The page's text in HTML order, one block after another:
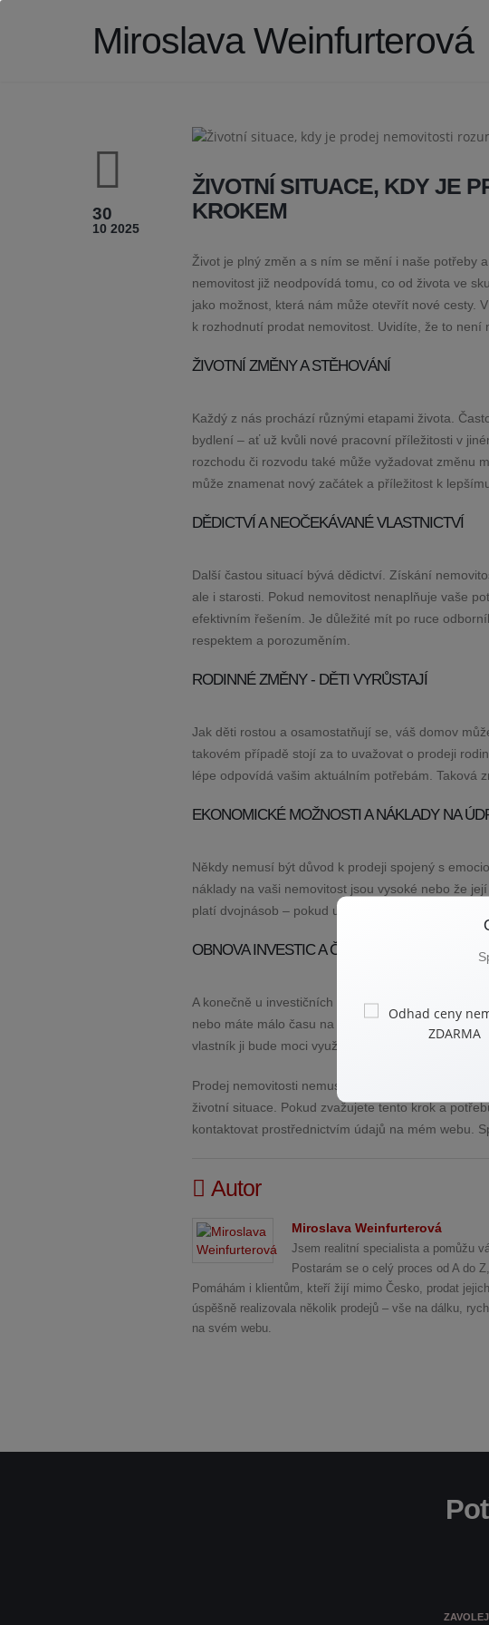
Miroslava Weinfurterová
30
10 2025
ŽIVOTNÍ SITUACE, KDY JE
KROKEM
Život je plný změn a s ním se mění i naše potřeby
nemovitost již neodpovídá tomu, co od života ve
jako možnost, která nám může otevřít nové cesty.
k rozhodnutí prodat nemovitost. Uvidíte, že to není
ŽIVOTNÍ ZMĚNY A STĚHOVÁNÍ
Každý z nás prochází různými etapami života.
bydlení – ať už kvůli nové pracovní příležitosti v
rozchodu či rozvodu také může vyžadovat změnu
může znamenat nový začátek a příležitost k
DĚDICTVÍ A NEOČEKÁVANÉ VLASTNICTVÍ
Další častou situací bývá dědictví. Získání
ale i starosti. Pokud nemovitost nenaplňuje vaše
efektivním řešením. Je důležité mít po ruce
respektem a porozuměním.
RODINNÉ ZMĚNY - DĚTI VYRŮSTAJÍ
Jak děti rostou a osamostatňují se, váš domov
takovém případě stojí za to uvažovat o prodeji
lépe odpovídá vašim aktuálním potřebám. Taková
EKONOMICKÉ MOŽNOSTI A NÁKLADY NA
Někdy nemusí být důvod k prodeji spojený s
náklady na vaši nemovitost jsou vysoké nebo že
platí dvojnásob – pokud už vás nebaví neustálé
OBNOVA INVESTIC A ČASOVÉ MOŽNOSTI
A konečně u investičních nemovitostí hraje
nebo máte málo času na správu majetku, může
vlastník ji bude moci využít lépe než vy sami.
Prodej nemovitosti nemusí být nutně známkou
životní situace. Pokud zvažujete tento krok a
kontaktovat prostřednictvím údajů na mém webu.
Autor
Miroslava Weinfurterová
Jsem realitní specialista a pomůžu
Postarám se o celý proces od A do
Pomáhám i klientům, kteří žijí mimo Česko, prodat
úspěšně realizovala několik prodejů – vše na dálku,
na svém webu.